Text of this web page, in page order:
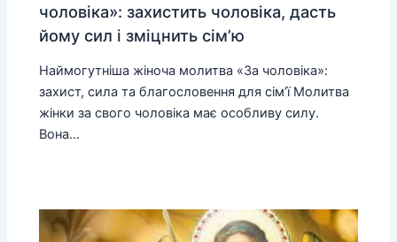
чоловіка»: захистить чоловіка, дасть
йому сил і зміцнить сім’ю
Наймогутніша жіноча молитва «За чоловіка»:
захист, сила та благословення для сім’ї Молитва
жінки за свого чоловіка має особливу силу.
Вона…